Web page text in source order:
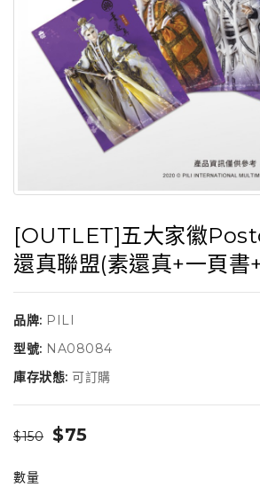
[OUTLET]五大家徽
還真聯盟(素還真+一頁書
品牌: PILI
型號: NA08084
庫存狀態: 可訂購
$150 $75
數量